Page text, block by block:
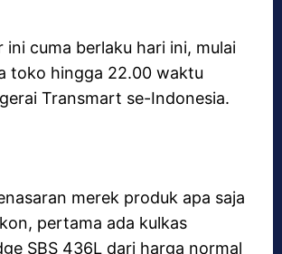
ini cuma berlaku hari ini, mulai
toko hingga 22.00 waktu
Transmart se-Indonesia.
merek produk apa saja
pertama ada kulkas
SBS 436L dari harga normal